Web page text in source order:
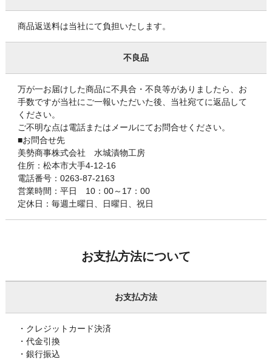
商品返送料は当社にて負担いたします。
不良品
万が一お届けした商品に不具合・不良等がありましたら、お
手数ですが当社にご一報いただいた後、当社宛てに返品して
ください。
ご不明な点は電話またはメールにてお問合せください。
■お問合せ先
美勢商事株式会社 水城漬物工房
住所：松本市大手4-12-16
電話番号：0263-87-2163
営業時間：平日 10：00～17：00
定休日：毎週土曜日、日曜日、祝日
お支払方法について
お支払方法
・クレジットカード決済
・代金引換
・銀行振込